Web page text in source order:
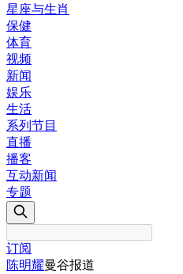
星座与生肖
保健
体育
视频
新闻
娱乐
生活
系列节目
直播
播客
互动新闻
专题
订阅
陈明耀曼谷报道